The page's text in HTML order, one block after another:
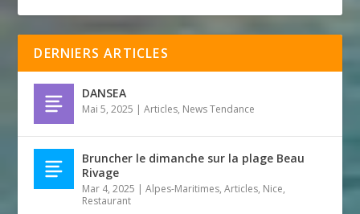
DERNIERS ARTICLES
DANSEA
Mai 5, 2025 |Articles, News Tendance
Bruncher le dimanche sur la plage Beau
Rivage
Mar 4, 2025 |Alpes-Maritimes,Articles, Nice,
Restaurant